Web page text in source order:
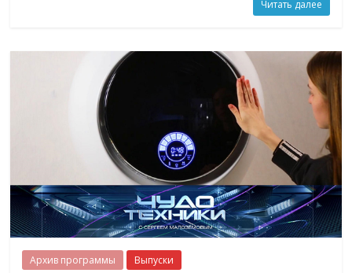
Читать далее
Архив программы Выпуски